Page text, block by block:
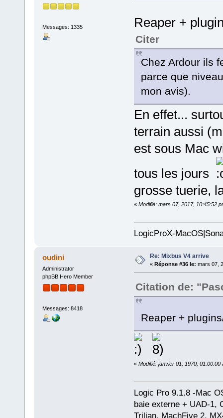
Messages: 1335 Reaper +
Citer
Chez Ardour ils
parce que
mon avis).
En effet...
terrain aussi
est sous Mac
tous les jours
grosse tuerie,
« Modifié: mars 07, 2017, 10:45:52
LogicProX-
oudini
Administrator
phpBB Hero Member
Messages: 8418
Re: Mixbus V4 arrive
« Réponse #36 le: mars 07,
Citation de:
Reaper +
« Modifié: janvier 01, 1970, 01:00:00
Logic Pro 9.1.8 -Mac
baie externe + UAD-1,
Trilian, MachFive 2,